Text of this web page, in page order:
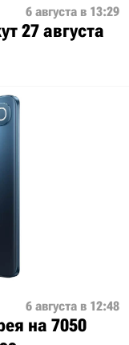
6 августа в 13:29
27 августа
6 августа в 12:48
на 7050